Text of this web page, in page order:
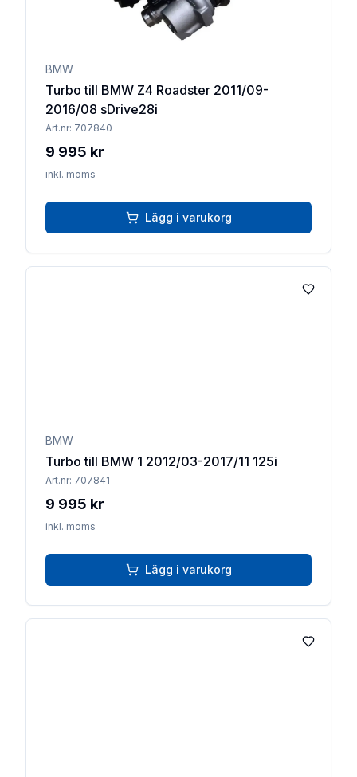
BMW
Turbo till BMW Z4 Roadster 2011/09-
2016/08 sDrive28i
Art.nr: 707840
9 995 kr
inkl. moms
Lägg i varukorg
Lägg till
BMW
Turbo till BMW 1 2012/03-2017/11 125i
Art.nr: 707841
9 995 kr
inkl. moms
Lägg i varukorg
Lägg till